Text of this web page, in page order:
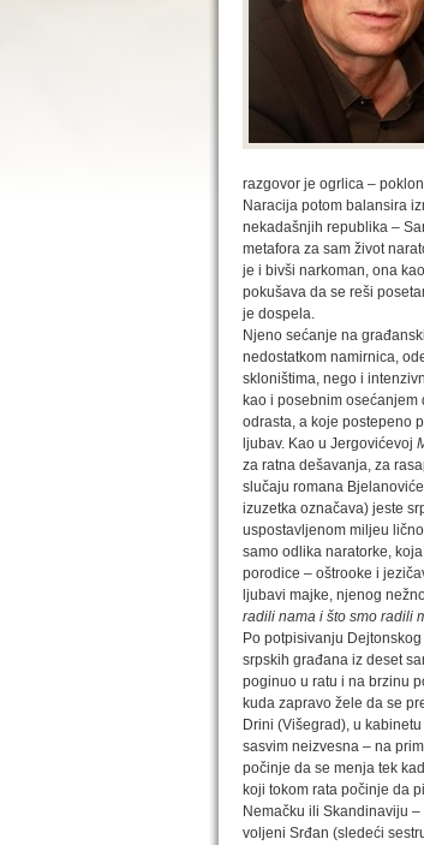
razgovor je ogrlica –
Naracija potom balansira
nekadašnjih republika –
metafora za sam život
je i bivši narkoman, ona
pokušava da se reši
je dospela.
Njeno sećanje na
nedostatkom namirnica,
skloništima, nego i
kao i posebnim
odrasta, a koje postepeno
ljubav. Kao u Jergovićevoj
za ratna dešavanja, za
slučaju romana
izuzetka označava) jeste
uspostavljenom miljeu
samo odlika naratorke,
porodice – oštrooke i
ljubavi majke, njenog
radili nama i što smo radili
Po potpisivanju
srpskih građana iz deset
poginuo u ratu i na brzinu
kuda zapravo žele da se
Drini (Višegrad), u
sasvim neizvesna – na
počinje da se menja tek
koji tokom rata počinje da
Nemačku ili Skandinaviju
voljeni Srđan (sledeći